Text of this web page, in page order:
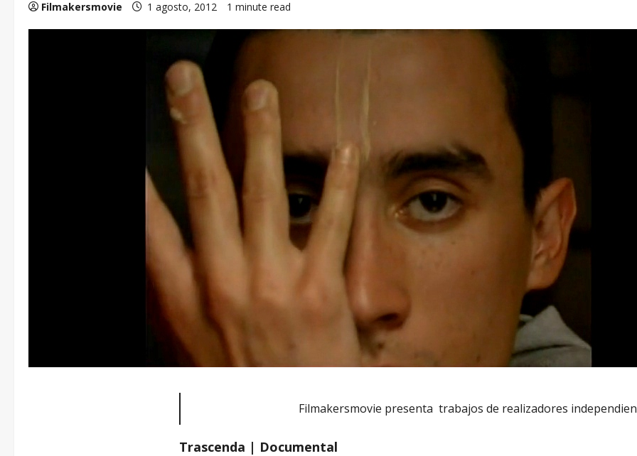
Filmakersmovie 1 agosto, 2012 1 minute read
Filmakersmovie presenta trabajos de realizadores
Trascenda | Documental